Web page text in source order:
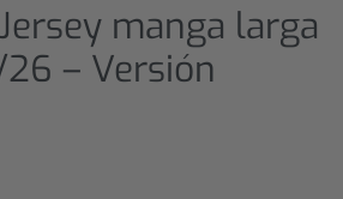
manga larga
– Versión